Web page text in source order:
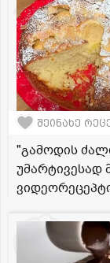
შეინახე
"გამოდის
უმარტივესად